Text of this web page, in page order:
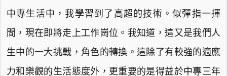
中專生活中，我學習到了高超的技術。似彈指一揮
間，現在即將走上工作崗位。我知道，這又是我們人
生中的一大挑戰，角色的轉換。這除了有較強的適應
力和樂觀的生活態度外，更重要的是得益於中專三年